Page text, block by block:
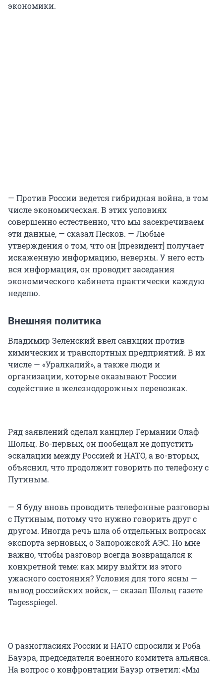
экономики.
— Против России ведется гибридная война, в том
числе экономическая. В этих условиях
совершенно естественно, что мы засекречиваем
эти данные, — сказал Песков. — Любые
утверждения о том, что он [президент] получает
искаженную информацию, неверны. У него есть
вся информация, он проводит заседания
экономического кабинета практически каждую
неделю.
Внешняя политика
Владимир Зеленский ввел санкции против
химических и транспортных предприятий. В их
числе — «Уралкалий», а также люди и
организации, которые оказывают России
содействие в железнодорожных перевозках.
Ряд заявлений сделал канцлер Германии Олаф
Шольц. Во-первых, он пообещал не допустить
эскалации между Россией и НАТО, а во-вторых,
объяснил, что продолжит говорить по телефону с
Путиным.
— Я буду вновь проводить телефонные разговоры
с Путиным, потому что нужно говорить друг с
другом. Иногда речь шла об отдельных вопросах
экспорта зерновых, о Запорожской АЭС. Но мне
важно, чтобы разговор всегда возвращался к
конкретной теме: как миру выйти из этого
ужасного состояния? Условия для того ясны —
вывод российских войск, — сказал Шольц газете
Tagesspiegel.
О разногласиях России и НАТО спросили и Роба
Бауэра, председателя военного комитета альянса.
На вопрос о конфронтации Бауэр ответил: «Мы